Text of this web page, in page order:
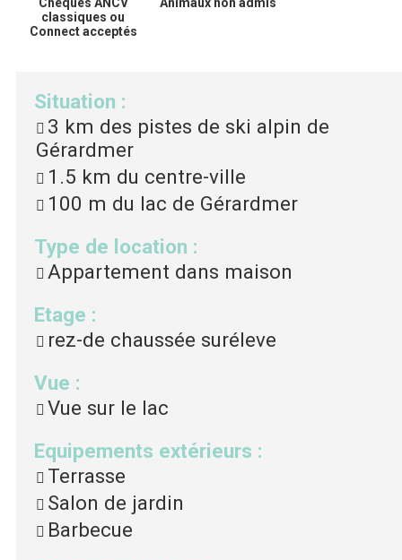
classiques ou
Connect acceptés
Situation :
3 km des pistes de ski alpin de
Gérardmer
1.5 km du centre-ville
100 m du lac de Gérardmer
Type de location :
Appartement dans maison
Etage :
rez-de chaussée suréleve
Vue :
Vue sur le lac
Equipements extérieurs :
Terrasse
Salon de jardin
Barbecue